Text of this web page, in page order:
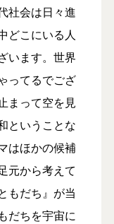
社会は日々進
どこにいる人
います。世界
ってるでござ
まって空を見
ということな
はほかの候補
元から考えて
もだち』が当
だちを宇宙に